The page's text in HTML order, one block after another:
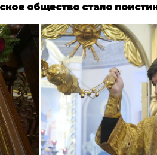
общество стало